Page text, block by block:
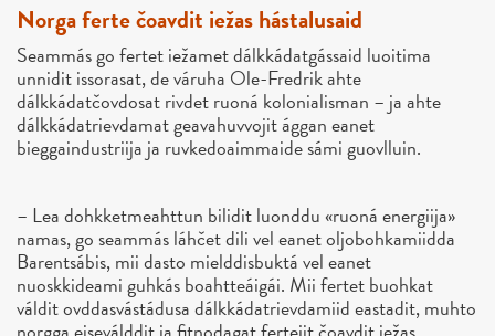
Norga ferte čoavdit iežas hástalusaid
Seammás go fertet iežamet dálkkádatgássaid luoitima
unnidit issorasat, de váruha Ole-Fredrik ahte
dálkkádatčovdosat rivdet ruoná kolonialisman – ja ahte
dálkkádatrievdamat geavahuvvojit ággan eanet
bieggaindustriija ja ruvkedoaimmaide sámi guovlluin.
– Lea dohkketmeahttun bilidit luonddu «ruoná energiija»
namas, go seammás láhčet dili vel eanet oljobohkamiidda
Barentsábis, mii dasto mielddisbuktá vel eanet
nuoskkideami guhkás boahtteáigái. Mii fertet buohkat
váldit ovddasvástádusa dálkkádatrievdamiid eastadit, muhto